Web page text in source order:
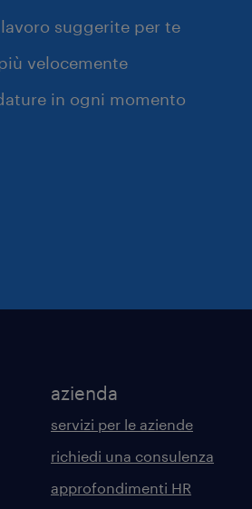
suggerite per te
velocemente
in ogni momento
azienda
servizi per le aziende
richiedi una consulenza
approfondimenti HR